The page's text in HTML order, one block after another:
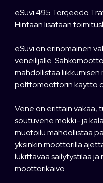
eSuvi 495 Torqeedo
Hintaan lisätään
eSuvi on erinomainen
veneilijälle.
mahdollistaa liikkumisen
polttomoottorin käyttö
Vene on erittäin vakaa,
soutuvene mökki- ja
muotoilu mahdollistaa
yksinkin moottorilla
lukittavaa säilytystilaa
moottorikaivo.